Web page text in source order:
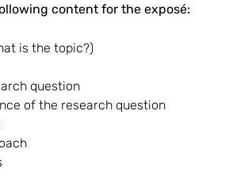
content for the exposé:
is the topic?)
question
of the research question